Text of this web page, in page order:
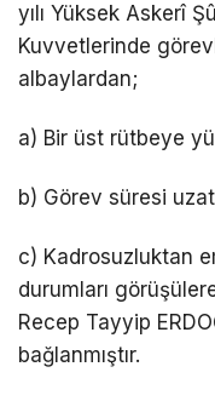
yılı Yüksek Askerî
Kuvvetlerinde
albaylardan;
a) Bir üst rütbeye
b) Görev süresi
c) Kadrosuzluktan
durumları
Recep Tayyip
bağlanmıştır.